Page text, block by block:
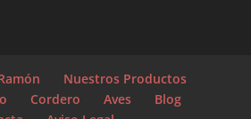
Nuestros Productos
Cordero Aves
Blog